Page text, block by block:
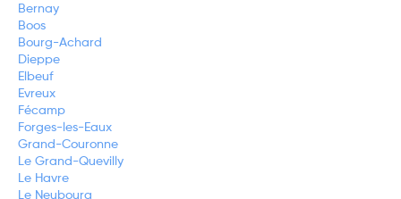
Bernay
Boos
Bourg-Achard
Dieppe
Elbeuf
Evreux
Fécamp
Forges-les-Eaux
Grand-Couronne
Le Grand-Quevilly
Le Havre
Le Neubourg